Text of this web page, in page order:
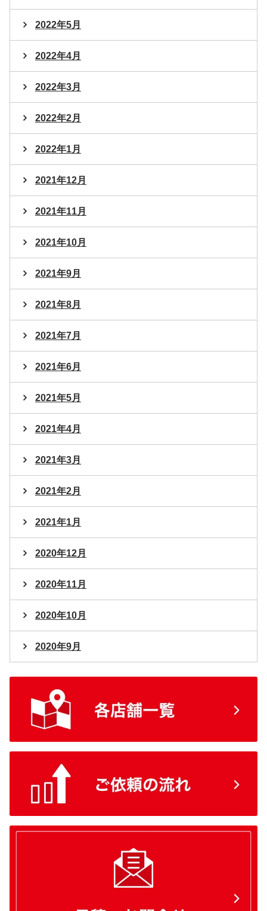
2022年5月
2022年4月
2022年3月
2022年2月
2022年1月
2021年12月
2021年11月
2021年10月
2021年9月
2021年8月
2021年7月
2021年6月
2021年5月
2021年4月
2021年3月
2021年2月
2021年1月
2020年12月
2020年11月
2020年10月
2020年9月